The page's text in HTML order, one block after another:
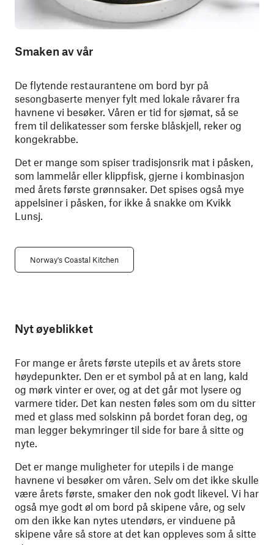
Smaken av vår
De flytende restaurantene om bord byr på
sesongbaserte menyer fylt med lokale råvarer fra
havnene vi besøker. Våren er tid for sjømat, så se
frem til delikatesser som ferske blåskjell, reker og
kongekrabbe.
Det er mange som spiser tradisjonsrik mat i påsken,
som lammelår eller klippfisk, gjerne i kombinasjon
med årets første grønnsaker. Det spises også mye
appelsiner i påsken, for ikke å snakke om Kvikk
Lunsj.
Norway's Coastal Kitchen
Nyt øyeblikket
For mange er årets første utepils et av årets store
høydepunkter. Den er et symbol på at en lang, kald
og mørk vinter er over, og at det går mot lysere og
varmere tider. Det kan nesten føles som om du sitter
med et glass med solskinn på bordet foran deg, og
man legger bekymringer til side for bare å sitte og
nyte.
Det er mange muligheter for utepils i de mange
havnene vi besøker om våren. Selv om det ikke skulle
være årets første, smaker den nok godt likevel. Vi har
også mye godt øl om bord på skipene våre, og selv
om den ikke kan nytes utendørs, er vinduene på
skipene våre så store at det kan oppleves som å sitte